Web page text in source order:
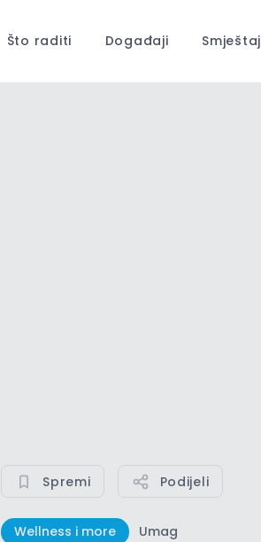
Što raditi Događaji Smještaj
Spremi Podijeli
Wellness i more Umag